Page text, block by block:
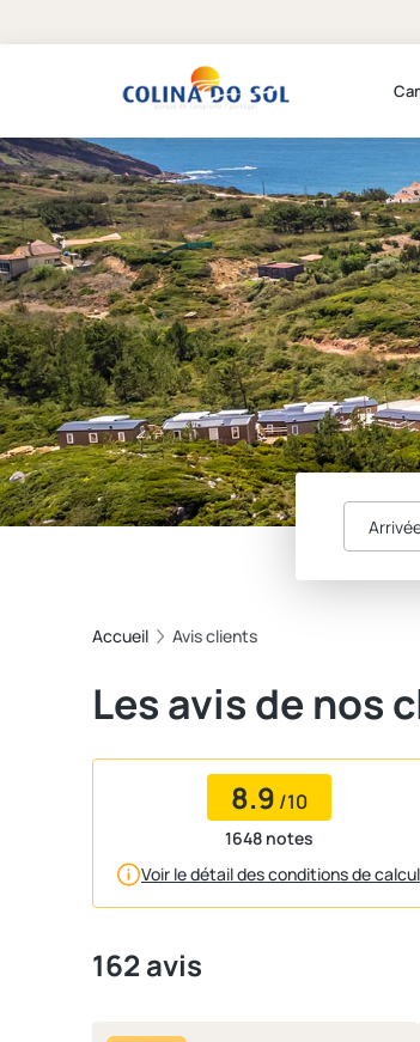
Accueil Avis clients
Les avis de nos
8.9 /10
1648 notes
Voir le détail des conditions de calcul
162 avis